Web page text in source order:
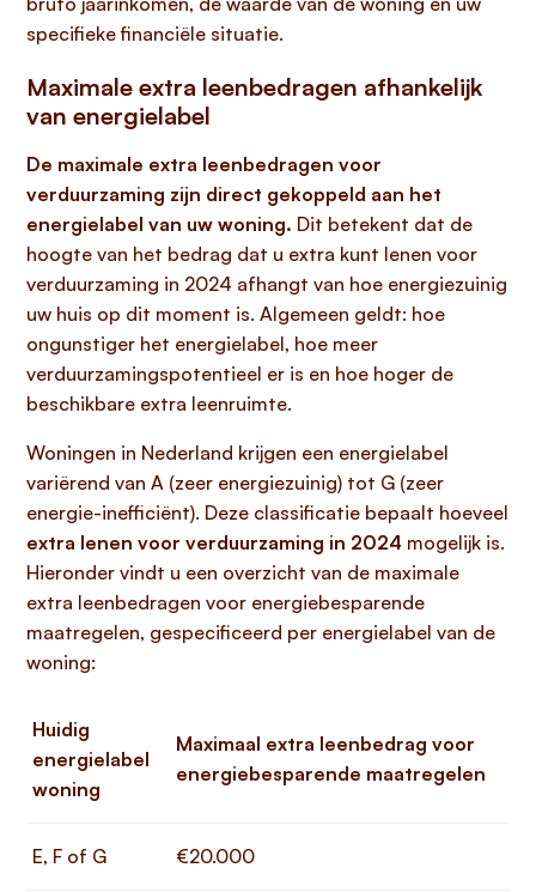
specifieke financiële situatie.
Maximale extra leenbedragen afhankelijk
van energielabel
De maximale extra leenbedragen voor
verduurzaming zijn direct gekoppeld aan het
energielabel van uw woning. Dit betekent dat de
hoogte van het bedrag dat u extra kunt lenen voor
verduurzaming in 2024 afhangt van hoe energiezuinig
uw huis op dit moment is. Algemeen geldt: hoe
ongunstiger het energielabel, hoe meer
verduurzamingspotentieel er is en hoe hoger de
beschikbare extra leenruimte.
Woningen in Nederland krijgen een energielabel
variërend van A (zeer energiezuinig) tot G (zeer
energie-inefficiënt). Deze classificatie bepaalt hoeveel
extra lenen voor verduurzaming in 2024 mogelijk is.
Hieronder vindt u een overzicht van de maximale
extra leenbedragen voor energiebesparende
maatregelen, gespecificeerd per energielabel van de
woning:
Huidig
energielabel
woning
Maximaal extra leenbedrag voor
energiebesparende maatregelen
E, F of G €20.000